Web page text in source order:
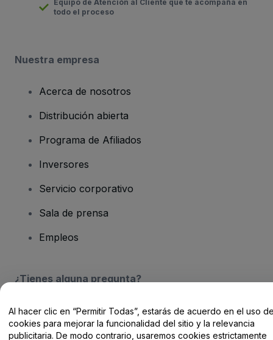
Equipo de Atención al Cliente que te acompaña en
todo el proceso
Nuestra empresa
Acerca de nosotros
Distribución abierta
Programa de Afiliados
Inversores
Servicio corporativo
Sala de prensa
Empleos
¿Tienes alguna pregunta?
Centro de Ayuda / Contacto
Al hacer clic en “Permitir Todas”, estarás de acuerdo en el uso
cookies para mejorar la funcionalidad del sitio y la relevancia
publicitaria. De modo contrario, usaremos cookies estrictamente